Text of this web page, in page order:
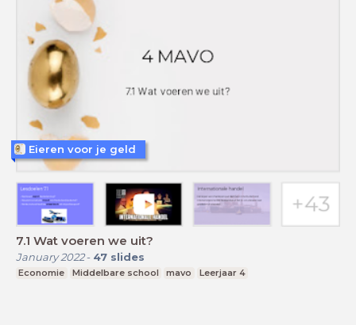
7.1 Wat voeren we uit?
January 2022- 47 slides
Economie Middelbare school mavo Leerjaar 4
Eieren voor je geld